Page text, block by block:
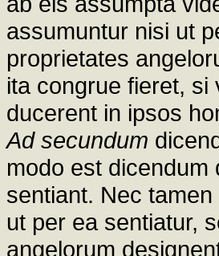
assumuntur nisi ut
proprietates
ita congrue fieret,
ducerent in ipsos
Ad secundum
modo est
sentiant. Nec
ut per ea sentiatur,
angelorum